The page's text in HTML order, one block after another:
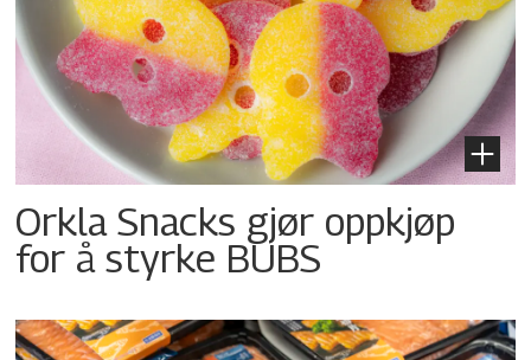
Orkla Snacks gjør oppkjøp
for å styrke BUBS